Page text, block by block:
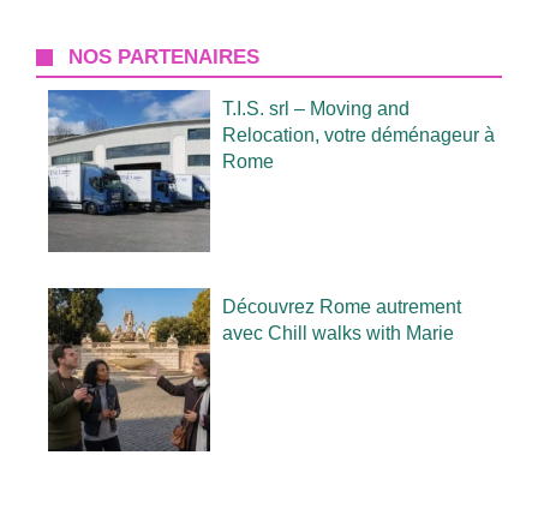
NOS PARTENAIRES
T.I.S. srl – Moving and
Relocation, votre déménageur à
Rome
Découvrez Rome autrement
avec Chill walks with Marie